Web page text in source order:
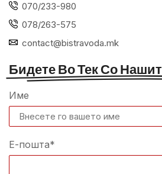
070/233-980
078/263-575
contact@bistravoda.mk
Бидете Во Тек Со
Име
Е-пошта*